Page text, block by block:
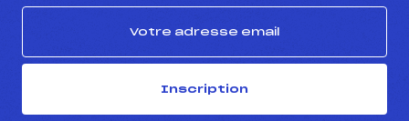
Inscription